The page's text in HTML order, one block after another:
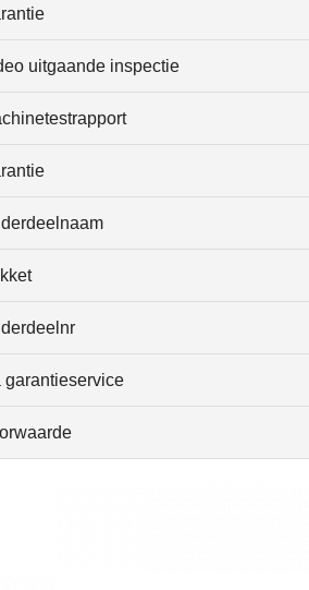
uitgaande inspectie
garantieservice